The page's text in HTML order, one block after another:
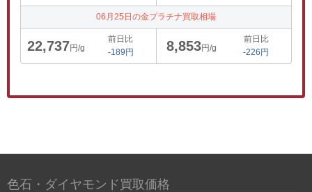
06月25日の金プラチナ買取相場
22,737円/g
前日比
-189円
8,853円/g
前日比
-226円
色石・ダイヤモンド買取価格